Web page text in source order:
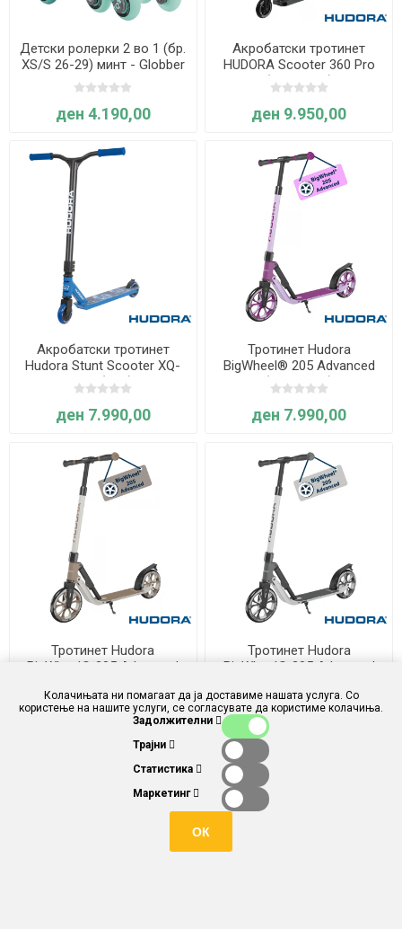
Детски ролерки 2 во 1 (бр.
XS/S 26-29) минт - Globber
- Learning Inline Skates
ден 4.190,00
Акробатски тротинет
HUDORA Scooter 360 Pro
(Антрацит)
ден 9.950,00
Акробатски тротинет
Hudora Stunt Scooter XQ-
12.1 (Син)
ден 7.990,00
Тротинет Hudora
BigWheel® 205 Advanced
(Виолетов)
ден 7.990,00
Тротинет Hudora
BigWheel® 205 Advanced
ден 7.990,00
Тротинет Hudora
BigWheel® 205 Advanced
ден 7.990,00
Колачињата ни помагаат да ја доставиме нашата услуга. Со
користење на нашите услуги, се согласувате да користиме колачиња.
Задолжителни
Трајни
Статистика
Маркетинг
ОК